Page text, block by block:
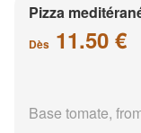
Pizza
Dès 11.50 €
Base tomate,